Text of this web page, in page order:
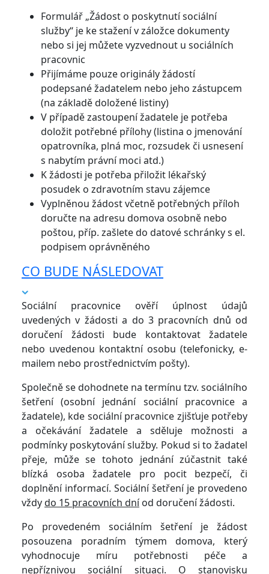
Formulář „Žádost o poskytnutí sociální
služby“ je ke stažení v záložce dokumenty
nebo si jej můžete vyzvednout u sociálních
pracovnic
Přijímáme pouze originály žádostí
podepsané žadatelem nebo jeho zástupcem
(na základě doložené listiny)
V případě zastoupení žadatele je potřeba
doložit potřebné přílohy (listina o jmenování
opatrovníka, plná moc, rozsudek či usnesení
s nabytím právní moci atd.)
K žádosti je potřeba přiložit lékařský
posudek o zdravotním stavu zájemce
Vyplněnou žádost včetně potřebných příloh
doručte na adresu domova osobně nebo
poštou, příp. zašlete do datové schránky s el.
podpisem oprávněného
CO BUDE NÁSLEDOVAT
Sociální pracovnice ověří úplnost údajů
uvedených v žádosti a do 3 pracovních dnů od
doručení žádosti bude kontaktovat žadatele
nebo uvedenou kontaktní osobu (telefonicky, e-
mailem nebo prostřednictvím pošty).
Společně se dohodnete na termínu tzv. sociálního
šetření (osobní jednání sociální pracovnice a
žadatele), kde sociální pracovnice zjišťuje potřeby
a očekávání žadatele a sděluje možnosti a
podmínky poskytování služby. Pokud si to žadatel
přeje, může se tohoto jednání zúčastnit také
blízká osoba žadatele pro pocit bezpečí, či
doplnění informací. Sociální šetření je provedeno
vždydo 15 pracovních dníod doručení žádosti.
Po provedeném sociálním šetření je žádost
posouzena poradním týmem domova, který
vyhodnocuje míru potřebnosti péče a
nepříznivou sociální situaci. O stanovisku